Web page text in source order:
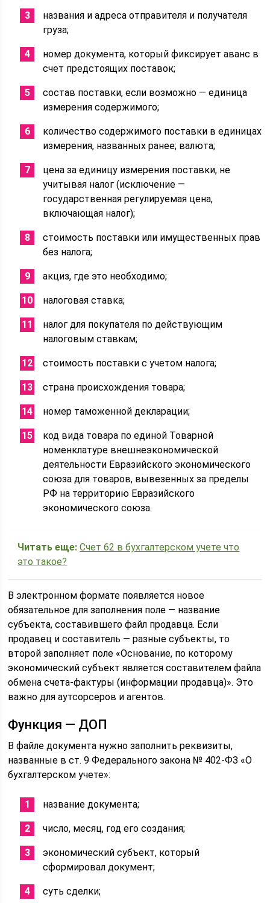
названия и адреса отправителя и получателя
груза;
номер документа, который фиксирует аванс в
счет предстоящих поставок;
состав поставки, если возможно — единица
измерения содержимого;
количество содержимого поставки в единицах
измерения, названных ранее; валюта;
цена за единицу измерения поставки, не
учитывая налог (исключение —
государственная регулируемая цена,
включающая налог);
стоимость поставки или имущественных прав
без налога;
акциз, где это необходимо;
налоговая ставка;
налог для покупателя по действующим
налоговым ставкам;
стоимость поставки с учетом налога;
страна происхождения товара;
номер таможенной декларации;
код вида товара по единой Товарной
номенклатуре внешнеэкономической
деятельности Евразийского экономического
союза для товаров, вывезенных за пределы
РФ на территорию Евразийского
экономического союза.
Читать еще: Счет 62 в бухгалтерском учете что
это такое?
В электронном формате появляется новое
обязательное для заполнения поле — название
субъекта, составившего файл продавца. Если
продавец и составитель — разные субъекты, то
второй заполняет поле «Основание, по которому
экономический субъект является составителем файла
обмена счета-фактуры (информации продавца)». Это
важно для аутсорсеров и агентов.
Функция — ДОП
В файле документа нужно заполнить реквизиты,
названные в ст. 9 Федерального закона № 402-ФЗ «О
бухгалтерском учете»:
название документа;
число, месяц, год его создания;
экономический субъект, который
сформировал документ;
суть сделки;